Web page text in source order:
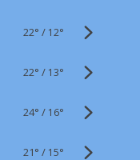
22° / 12°
22° / 13°
24° / 16°
21° / 15°